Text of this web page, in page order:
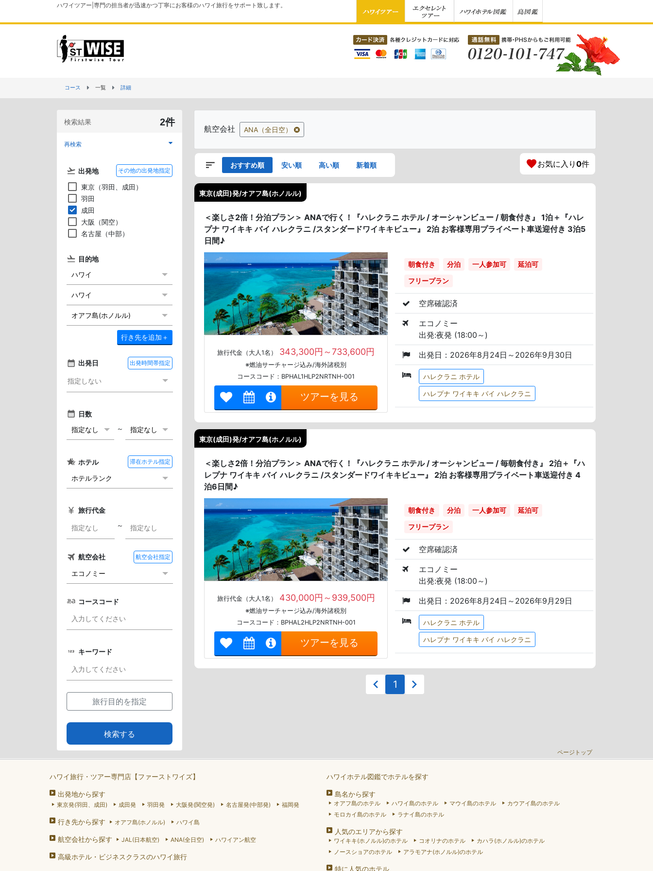
ハワイツアー|専門の担当者が迅速かつ丁寧にお客様のハワイ旅行をサポート致します。
コース 一覧 詳細
検索結果 2件
再検索
出発地 その他の出発地指定
東京（羽田、成田）
羽田
成田
大阪（関空）
名古屋（中部）
目的地
行き先を追加 ＋
出発日 出発時間帯指定
日数
～
ホテル 滞在ホテル指定
旅行代金
～
航空会社 航空会社指定
コースコード
キーワード
旅行目的を指定
検索する
航空会社 ANA（全日空）
おすすめ順 安い順 高い順 新着順 お気に入り 0件
東京(成田)発/オアフ島(ホノルル)
＜楽しさ2倍！分泊プラン＞ ANAで行く！『ハレクラニ ホテル / オーシャンビュー / 朝食付き』 1泊＋『ハレ
プナ ワイキキ バイ ハレクラニ /スタンダードワイキキビュー』 2泊 お客様専用プライベート車送迎付き 3泊5
日間♪
旅行代金（大人1名） 343,300円～733,600円
※燃油サーチャージ込み/海外諸税別
コースコード：BPHAL1HLP2NRTNH-001
ツアーを見る
朝食付き 分泊 一人参加可
延泊可
フリープラン
空席確認済
エコノミー
出発:夜発 (18:00～)
出発日：2026年8月24日～2026年9月30日
ハレクラニ ホテル
ハレプナ ワイキキ バイ ハレクラニ
東京(成田)発/オアフ島(ホノルル)
＜楽しさ2倍！分泊プラン＞ ANAで行く！『ハレクラニ ホテル / オーシャンビュー / 毎朝食付き』 2泊＋『ハ
レプナ ワイキキ バイ ハレクラニ /スタンダードワイキキビュー』 2泊 お客様専用プライベート車送迎付き 4
泊6日間♪
旅行代金（大人1名） 430,000円～939,500円
※燃油サーチャージ込み/海外諸税別
コースコード：BPHAL2HLP2NRTNH-001
ツアーを見る
朝食付き 分泊 一人参加可
延泊可
フリープラン
空席確認済
エコノミー
出発:夜発 (18:00～)
出発日：2026年8月24日～2026年9月29日
ハレクラニ ホテル
ハレプナ ワイキキ バイ ハレクラニ
1
ページトップ
ハワイ旅行・ツアー専門店【ファーストワイズ】
出発地から探す
東京発(羽田、成田) 成田発 羽田発 大阪発(関空発) 名古屋発(中部発) 福岡発
行き先から探す オアフ島(ホノルル) ハワイ島
航空会社から探す JAL(日本航空) ANA(全日空) ハワイアン航空
高級ホテル・ビジネスクラスのハワイ旅行
ハワイホテル図鑑でホテルを探す
島名から探す
オアフ島のホテル ハワイ島のホテル マウイ島のホテル
カウアイ島のホテル
モロカイ島のホテル
ラナイ島のホテル
人気のエリアから探す
ワイキキ(ホノルル)のホテル コオリナのホテル
カハラ(ホノルル)のホテル
ノースショアのホテル
アラモアナ(ホノルル)のホテル
特に人気のホテル